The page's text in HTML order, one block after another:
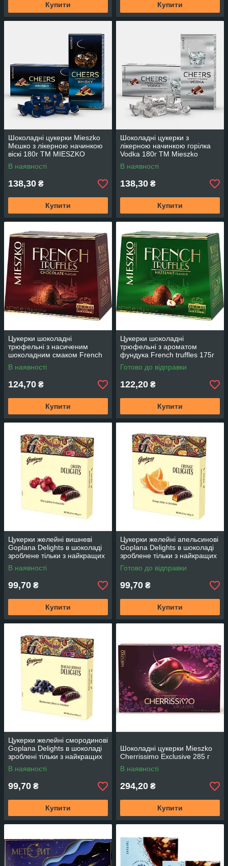
Купити Купити
Шоколадні цукерки Mieszko
Мєшко з лікерною начинкою
віскі 180г TM MIESZKO
Польща
В наявності
138,30 ₴
Купити
Шоколадні цукерки з
лікерною начинкою горілка
Vodka 180г ТМ Mieszko
В наявності
138,30 ₴
Купити
Цукерки шоколадні
трюфельні з насиченим
шоколадним смаком French
truffles 175г TM Mieszko
Мєшко Польща
В наявності
124,70 ₴
Купити
Цукерки шоколадні
трюфельні з ароматом
фундука French truffles 175г
TM Mieszko Мєшко Польща
Готово до відправки
122,20 ₴
Купити
Цукерки желейні вишневі
Goplana Delights в шоколаді
зроблене тільки з найкращих
інгредієнтів 190г TM Goplana
Польща
В наявності
99,70 ₴
Купити
Цукерки желейні апельсинові
Goplana Delights в шоколаді
зроблене тільки з найкращих
інгредієнтів 190г TM Goplana
Польща
Готово до відправки
99,70 ₴
Купити
Цукерки желейні смородинові
Goplana Delights в шоколаді
зроблені тільки з найкращих
інгредієнтів 190г TM Goplana
Польща
В наявності
99,70 ₴
Купити
Шоколадні цукерки Mieszko
Cherrissimo Exclusive 285 г
В наявності
294,20 ₴
Купити